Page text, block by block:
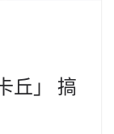
丘」 搞